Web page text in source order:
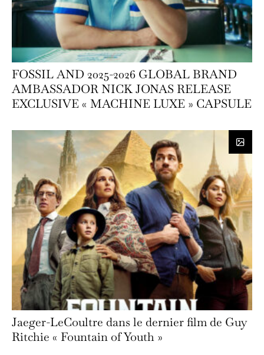
FOSSIL AND 2025-2026 GLOBAL BRAND
AMBASSADOR NICK JONAS RELEASE
EXCLUSIVE « MACHINE LUXE » CAPSULE
Jaeger-LeCoultre dans le dernier film de Guy
Ritchie « Fountain of Youth »